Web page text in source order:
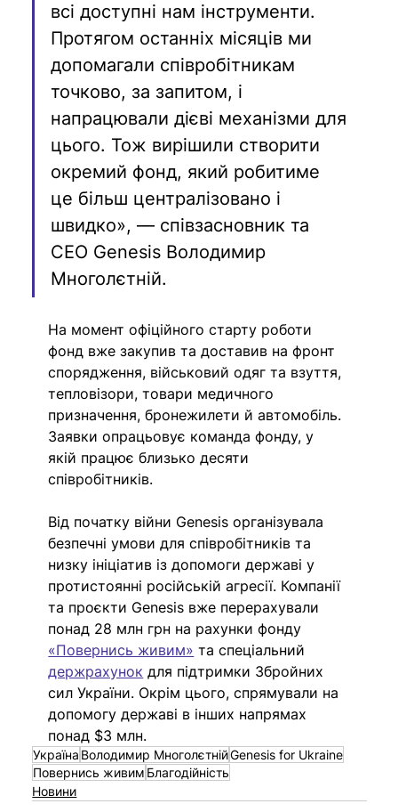
всі доступні нам інструменти.
Протягом останніх місяців ми
допомагали співробітникам
точково, за запитом, і
напрацювали дієві механізми для
цього. Тож вирішили створити
окремий фонд, який робитиме
це більш централізовано і
швидко», — співзасновник та
CEO Genesis Володимир
Многолєтній.
На момент офіційного старту роботи
фонд вже закупив та доставив на фронт
спорядження, військовий одяг та взуття,
тепловізори, товари медичного
призначення, бронежилети й автомобіль.
Заявки опрацьовує команда фонду, у
якій працює близько десяти
співробітників.
Від початку війни Genesis організувала
безпечні умови для співробітників та
низку ініціатив із допомоги державі у
протистоянні російській агресії. Компанії
та проєкти Genesis вже перерахували
понад 28 млн грн на рахунки фонду
«Повернись живим» та спеціальний
держрахунок для підтримки Збройних
сил України. Окрім цього, спрямували на
допомогу державі в інших напрямах
понад $3 млн.
Україна Володимир МноголєтнійGenesis for Ukraine
Повернись живим Благодійність
Новини